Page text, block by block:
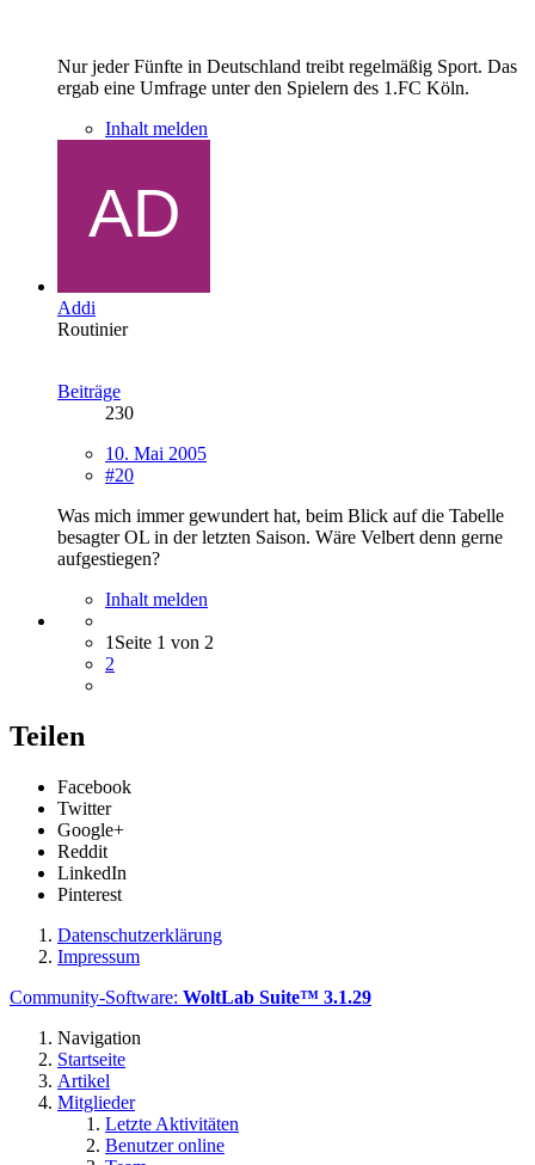
Nur jeder Fünfte in Deutschland treibt regelmäßig Sport. Das
ergab eine Umfrage unter den Spielern des 1.FC Köln.
Inhalt melden
Addi
Routinier
Beiträge
230
10. Mai 2005
#20
Was mich immer gewundert hat, beim Blick auf die Tabelle
besagter OL in der letzten Saison. Wäre Velbert denn gerne
aufgestiegen?
Inhalt melden
1 Seite 1 von 2
2
Teilen
Facebook
Twitter
Google+
Reddit
LinkedIn
Pinterest
Datenschutzerklärung
Impressum
Community-Software: WoltLab Suite™ 3.1.29
Navigation
Startseite
Artikel
Mitglieder
Letzte Aktivitäten
Benutzer online